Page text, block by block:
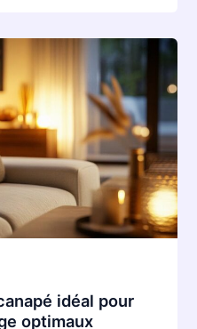
idéal pour
optimaux